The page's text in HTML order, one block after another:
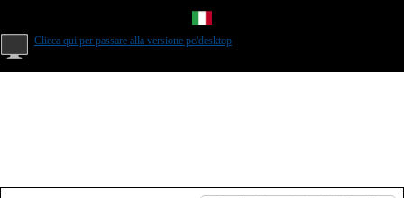
Clicca qui per passare alla versione pc/desktop